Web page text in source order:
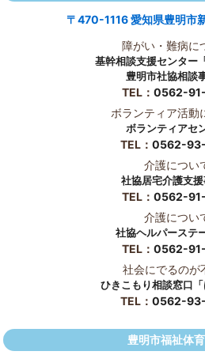
〒470-1116 愛知県豊明市
障がい・難病に
基幹相談支援センター
豊明市社協相談
TEL： 0562-
ボランティア活動
ボランティアセ
TEL： 0562-
介護につい
社協居宅介護支
TEL： 0562-
介護につい
社協ヘルパーステ
TEL： 0562-
社会にでるのが
ひきこもり相談窓口「
TEL： 0562-
豊明市福祉体